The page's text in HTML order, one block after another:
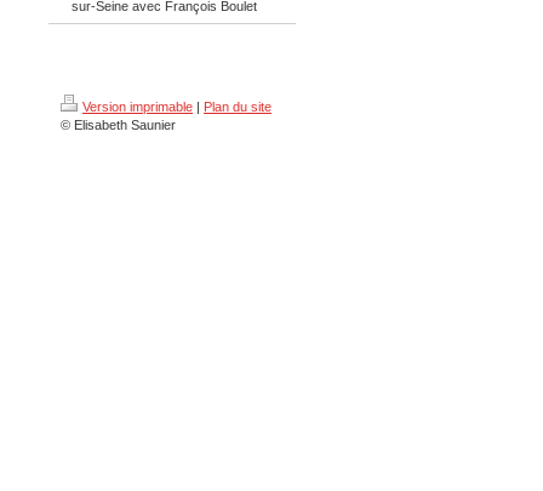
sur-Seine avec François Boulet
Version imprimable | Plan du site
© Elisabeth Saunier